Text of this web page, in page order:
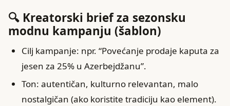
🔍 Kreatorski brief za sezonsku
modnu kampanju (šablon)
Cilj kampanje: npr. “Povećanje prodaje kaputa za
jesen za 25% u Azerbejdžanu”.
Ton: autentičan, kulturno relevantan, malo
nostalgičan (ako koristite tradiciju kao element).